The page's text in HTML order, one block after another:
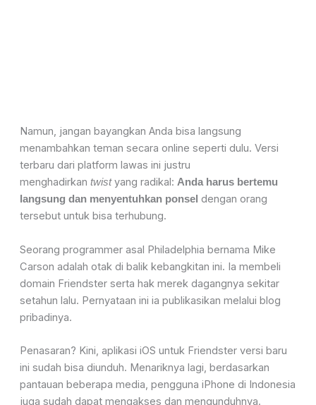
Namun, jangan bayangkan Anda bisa langsung
menambahkan teman secara online seperti dulu. Versi
terbaru dari platform lawas ini justru
menghadirkan twistyang radikal: Anda harus bertemu
langsung dan menyentuhkan ponsel dengan orang
tersebut untuk bisa terhubung.
Seorang programmer asal Philadelphia bernama Mike
Carson adalah otak di balik kebangkitan ini. Ia membeli
domain Friendster serta hak merek dagangnya sekitar
setahun lalu. Pernyataan ini ia publikasikan melalui blog
pribadinya.
Penasaran? Kini, aplikasi iOS untuk Friendster versi baru
ini sudah bisa diunduh. Menariknya lagi, berdasarkan
pantauan beberapa media, pengguna iPhone di Indonesia
juga sudah dapat mengakses dan mengunduhnya.